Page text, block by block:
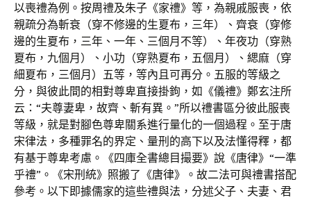
以喪禮為例。按周禮及朱子《家禮》等，為親戚服喪，依
親疏分為斬衰（穿不修邊的生夏布，三年）、齊衰（穿修
邊的生夏布，三年、一年、三個月不等）、年夜功（穿熟
夏布，九個月）、小功（穿熟夏布，五個月）、緦麻（穿
細夏布，三個月）五等，等內且可再分。五服的等級之
分，與彼此間的相對尊卑直接掛鉤，如《儀禮》鄭玄注所
云：“夫尊妻卑，故齊、斬有異。”所以禮書區分彼此服喪
等級，就是對腳色尊卑關系進行量化的一個過程。至于唐
宋律法，多種罪名的界定、量刑的高下以及法懂得釋，都
有基于尊卑考慮。《四庫全書總目撮要》說《唐律》“一準
乎禮”。《宋刑統》照搬了《唐律》。故二法可與禮書搭配
參考。以下即據儒家的這些禮與法，分述父子、夫妻、君